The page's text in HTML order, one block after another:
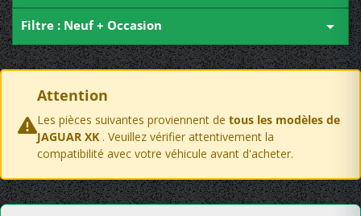
Filtre : Neuf + Occasion 
Attention
Les pièces suivantes proviennent de tous les modèles de
JAGUAR XK . Veuillez vérifier attentivement la
compatibilité avec votre véhicule avant d'acheter.